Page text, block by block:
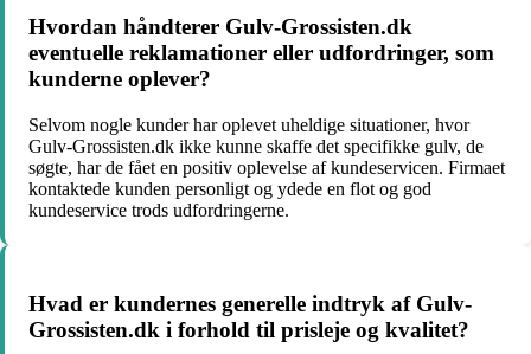
Hvordan håndterer Gulv-Grossisten.dk
eventuelle reklamationer eller udfordringer, som
kunderne oplever?
Selvom nogle kunder har oplevet uheldige situationer, hvor
Gulv-Grossisten.dk ikke kunne skaffe det specifikke gulv, de
søgte, har de fået en positiv oplevelse af kundeservicen. Firmaet
kontaktede kunden personligt og ydede en flot og god
kundeservice trods udfordringerne.
Hvad er kundernes generelle indtryk af Gulv-
Grossisten.dk i forhold til prisleje og kvalitet?